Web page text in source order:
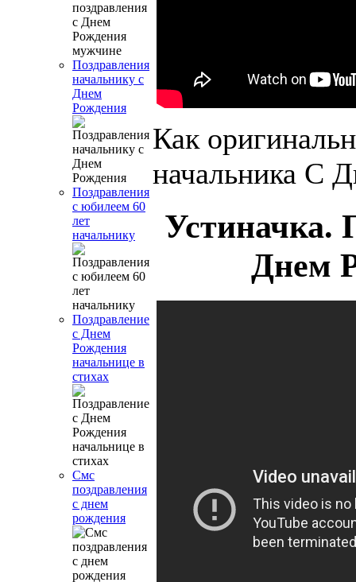
Поздравления
начальнику с
Днем
Рождения
Поздравления
с юбилеем 60
лет
начальнику
Поздравление
с Днем
Рождения
начальнице в
стихах
Смс
поздравления
с днем
рождения
Как
начальника С
Устиначка.
Днем